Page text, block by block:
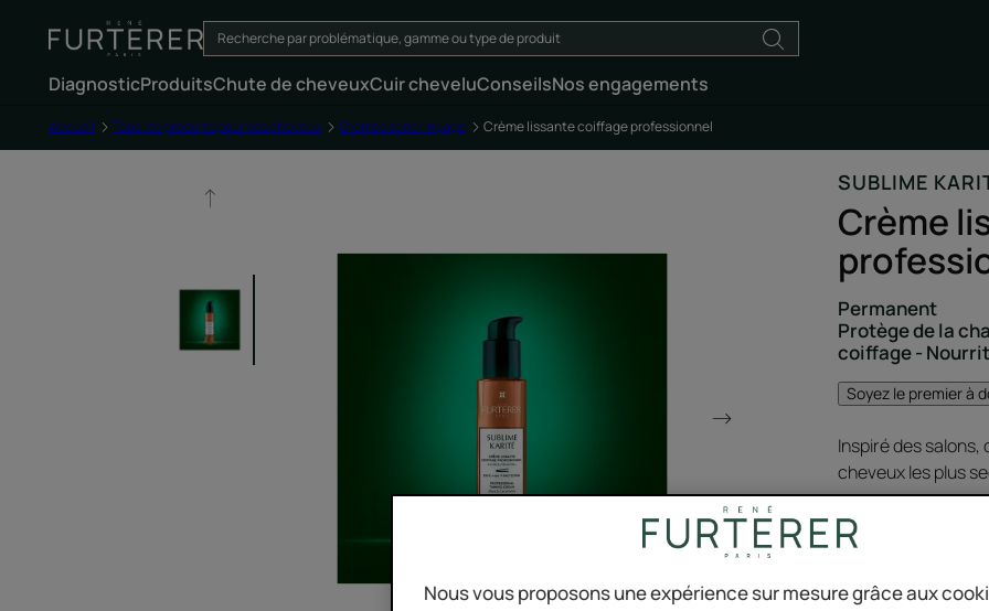
DiagnosticProduitsChute de cheveuxCuir cheveluConseilsNos engagements
Accueil Tous les produits pour vos cheveux Crèmes sans rinçage Crème lissante coiffage professionnel
SUBLIME
Crème
Permanent
Protège de la
coiffage -
Soyez le premier à
Inspiré des
cheveux les plus
Cheveux nourris
La crème
Nous vous proposons une expérience sur mesure grâce aux